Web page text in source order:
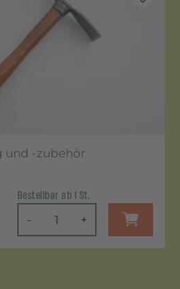
und -zubehör
Bestellbar ab 1 St.
- +